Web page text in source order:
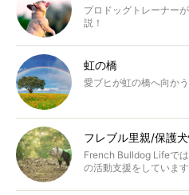
プロドッグトレーナー
説！
虹の橋
愛ブヒが虹の橋へ向か
フレブル里親/保護
French Bulldog Lifeで
の活動支援をしています